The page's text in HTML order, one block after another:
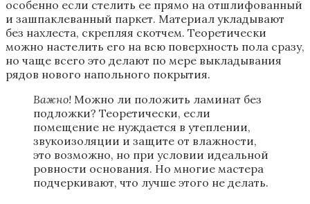
особенно если стелить ее прямо на отшлифованный
и зашпаклеванный паркет. Материал укладывают
без нахлеста, скрепляя скотчем. Теоретически
можно настелить его на всю поверхность пола сразу,
но чаще всего это делают по мере выкладывания
рядов нового напольного покрытия.
Важно! Можно ли положить ламинат без
подложки? Теоретически, если
помещение не нуждается в утеплении,
звукоизоляции и защите от влажности,
это возможно, но при условии идеальной
ровности основания. Но многие мастера
подчеркивают, что лучше этого не делать.